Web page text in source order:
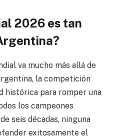
2026 es tan
va mucho más allá de
la competición
histórica para romper una
los campeones
seis décadas, ninguna
exitosamente el